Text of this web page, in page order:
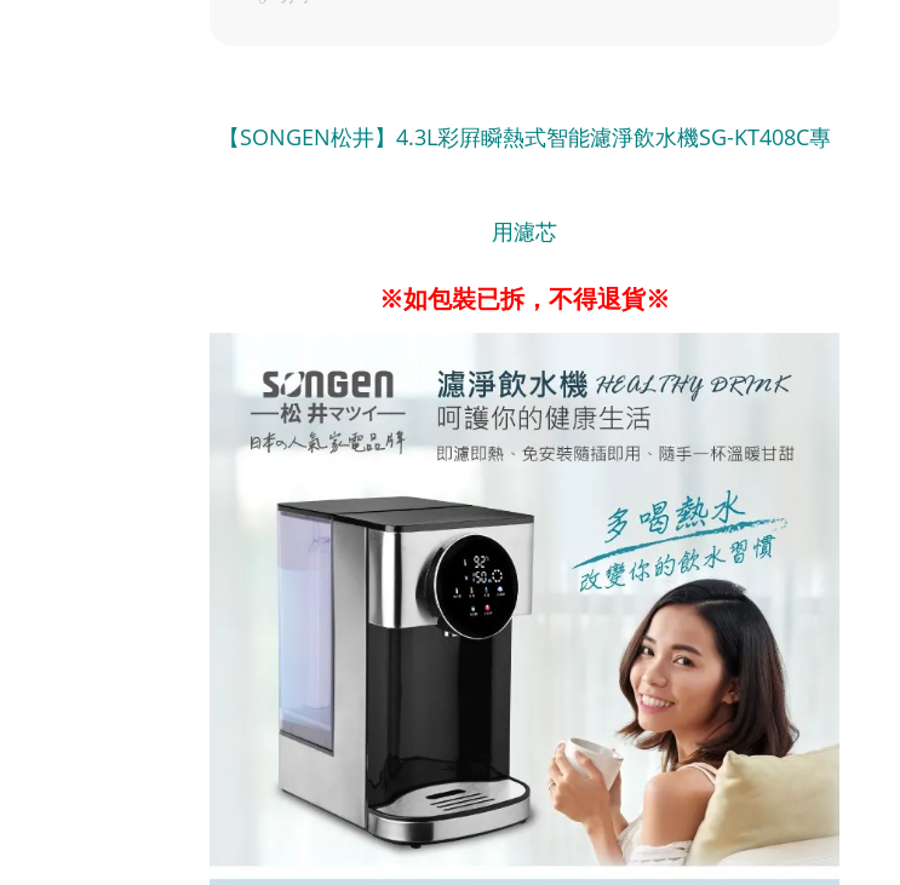
【SONGEN松井】4.3L彩屛瞬熱式智能濾淨飲水機SG-KT408C專
用濾芯
※如包裝已拆，不得退貨※